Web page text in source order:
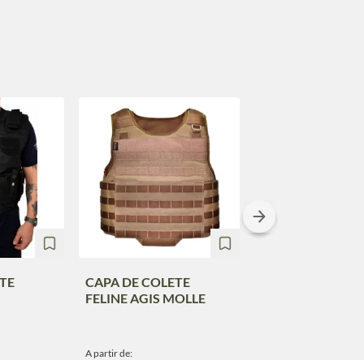
CAPA DE COLETE
FELINE AGIS MOLLE
A partir de: